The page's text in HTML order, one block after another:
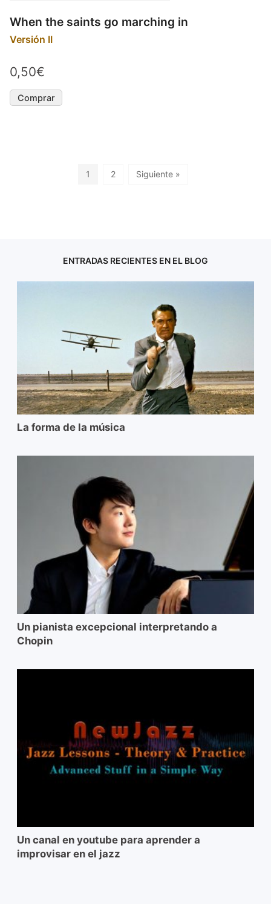
When the saints go marching in
Versión II
0,50€
Comprar
1 2 Siguiente »
ENTRADAS RECIENTES EN EL BLOG
La forma de la música
Un pianista excepcional interpretando a
Chopin
Un canal en youtube para aprender a
improvisar en el jazz